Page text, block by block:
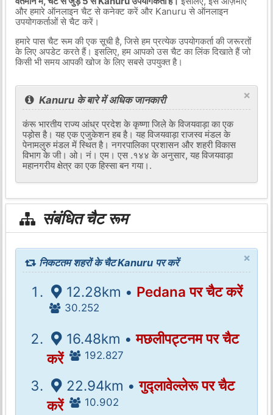
और हमारे ऑनलाइन चैट से कनेक्ट करें और Kanuru से ऑनलाइन
उपयोगकर्ताओं से चैट करें।
हमारे पास चैट रूम की एक सूची है, जिसे हम प्रत्येक उपयोगकर्ता की जरूरतों
के लिए अपडेट करते हैं। इसलिए, हम आपको उस चैट का लिंक दिखाते हैं जो
किसी भी समय आपकी खोज के लिए सबसे उपयुक्त है।
×
Kanuru के बारे में अधिक जानकारी
कंरू भारतीय राज्य आंध्र प्रदेश के कृष्णा जिले के विजयवाड़ा का एक
पड़ोस है। यह एक एजुकेशन हब है। यह विजयवाड़ा राजस्व मंडल के
पेनामलुरु मंडल में स्थित है। नगरपालिका प्रशासन और शहरी विकास
विभाग के जी। ओ। नं। एम। एस .१४४ के अनुसार, यह विजयवाड़ा
महानगरीय क्षेत्र का एक हिस्सा बन गया।.
संबंधित चैट रूम
×
निकटतम शहरों के चैट Kanuru पर करें
12.28km • Pedana पर चैट करें
30.252
16.48km •मछलीपट्टनम पर चैट
करें
192.827
22.94km •गुद्लावेल्लेरू पर चैट
करें
10.902